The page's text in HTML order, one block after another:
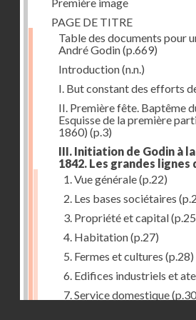
PAGE DE TITRE
Table des documents pour
André Godin(p.669)
Introduction(n.n.)
I. But constant des efforts
II. Première fête. Baptême
Esquisse de la première
1860) (p.3)
III. Initiation de Godin à
1842. Les grandes
1. Vue générale(p.22)
2. Les bases sociétaires
3. Propriété et capital
4. Habitation(p.27)
5. Fermes et cultures (p.28)
6. Edifices industriels et
7. Service domestique